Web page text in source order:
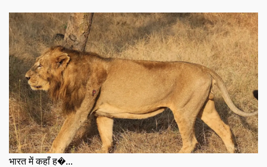
भारत में कहाँ ह�...